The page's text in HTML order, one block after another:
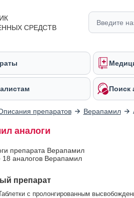
СРЕДСТВ
Поиск
препаратов Верапамил
аналоги
препарата Верапамил
18 аналогов Верапамил
препарат
с пролонгированным